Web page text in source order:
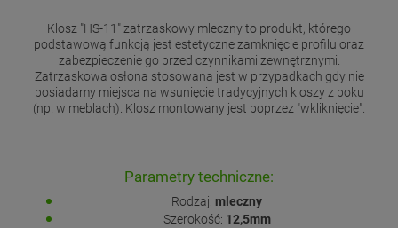
Klosz "HS-11" zatrzaskowy mleczny to produkt, którego
podstawową funkcją jest estetyczne zamknięcie profilu oraz
zabezpieczenie go przed czynnikami zewnętrznymi.
Zatrzaskowa osłona stosowana jest w przypadkach gdy nie
posiadamy miejsca na wsunięcie tradycyjnych kloszy z boku
(np. w meblach). Klosz montowany jest poprzez "wkliknięcie".
Parametry techniczne:
Rodzaj: mleczny
Szerokość: 12,5mm